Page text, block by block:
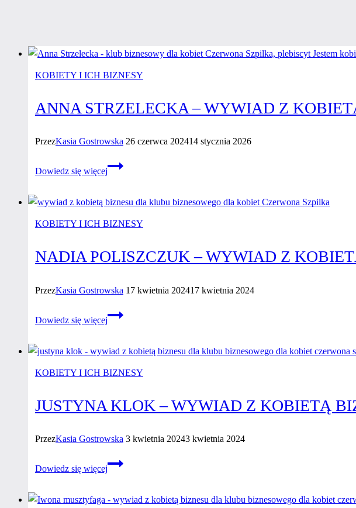
KOBIETY I ICH BIZNESY
ANNA STRZELECKA – WYWIAD Z
PrzezKasia Gostrowska 26 czerwca 202414 stycznia 2026
Dowiedz się więcej
Anna
wywiad
z kobietą
KOBIETY I ICH BIZNESY
NADIA POLISZCZUK – WYWIAD Z
PrzezKasia Gostrowska 17 kwietnia 202417 kwietnia 2024
Dowiedz się więcej
Nadia
Wywiad
z kobietą
KOBIETY I ICH BIZNESY
JUSTYNA KLOK – WYWIAD Z KOBIETĄ
PrzezKasia Gostrowska 3 kwietnia 20243 kwietnia 2024
Dowiedz się więcej
Justyna